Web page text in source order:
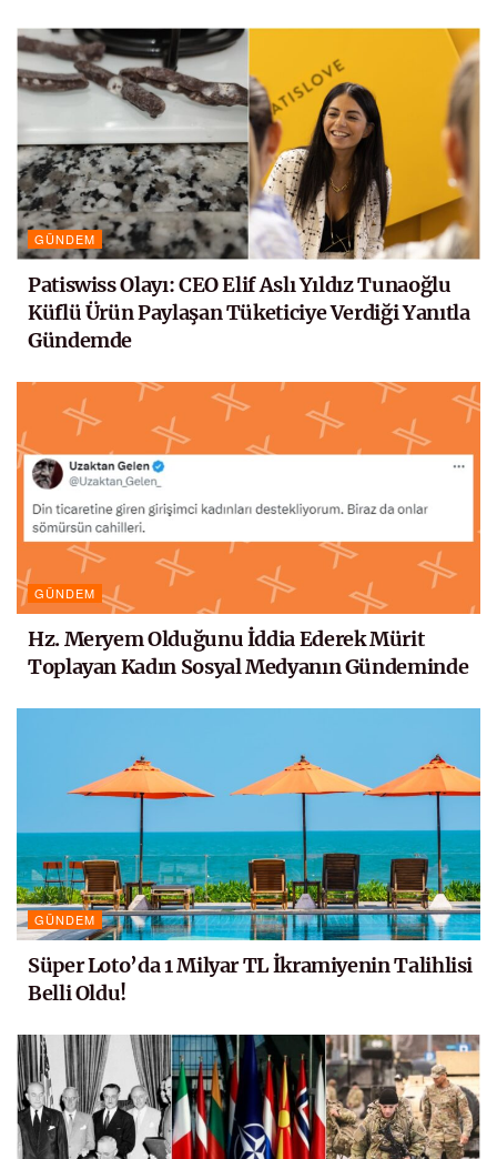
GÜNDEM
Patiswiss Olayı: CEO Elif Aslı Yıldız Tunaoğlu
Küflü Ürün Paylaşan Tüketiciye Verdiği Yanıtla
Gündemde
GÜNDEM
Hz. Meryem Olduğunu İddia Ederek Mürit
Toplayan Kadın Sosyal Medyanın Gündeminde
GÜNDEM
Süper Loto’da 1 Milyar TL İkramiyenin Talihlisi
Belli Oldu!